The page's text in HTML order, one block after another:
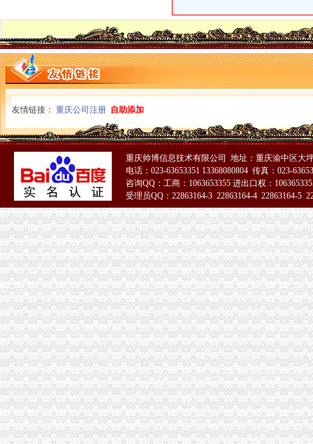
友情链接： 重庆公司注册 自助添加
重庆帅博信息技术有限公司 地址：重庆渝中区大
电话：023-63653351 13368080804 传真：023-
咨询QQ：工商：1063653355 进出口权：
受理员QQ：22863164-3 22863164-4 22863164-5
51La